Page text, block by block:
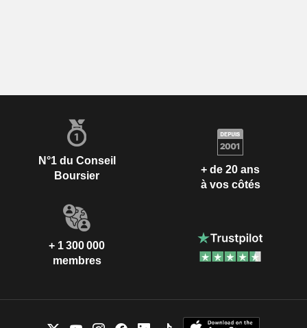
N°1 du Conseil
Boursier
+ de 20 ans
à vos côtés
+ 1 300 000
membres